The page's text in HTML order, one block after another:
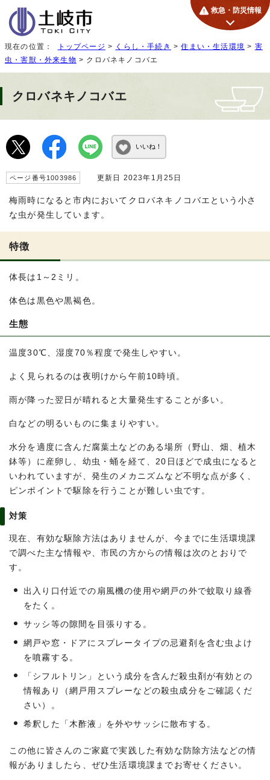
救急・防災情報
現在の位置： トップページ > くらし・手続き >住まい・生活環境 > 害
虫・害獣・外来生物 > クロバネキノコバエ
クロバネキノコバエ
いいね！
ページ番号1003986 更新日 2023年1月25日
梅雨時になると市内においてクロバネキノコバエという小さ
な虫が発生しています。
特徴
体長は1～2ミリ。
体色は黒色や黒褐色。
生態
温度30℃、湿度70％程度で発生しやすい。
よく見られるのは夜明けから午前10時頃。
雨が降った翌日が晴れると大量発生することが多い。
白などの明るいものに集まりやすい。
水分を適度に含んだ腐葉土などのある場所（野山、畑、植木
鉢等）に産卵し、幼虫・蛹を経て、20日ほどで成虫になると
いわれていますが、発生のメカニズムなど不明な点が多く、
ピンポイントで駆除を行うことが難しい虫です。
対策
現在、有効な駆除方法はありませんが、今までに生活環境課
で調べた主な情報や、市民の方からの情報は次のとおりで
す。
出入り口付近での扇風機の使用や網戸の外で蚊取り線香
をたく。
サッシ等の隙間を目張りする。
網戸や窓・ドアにスプレータイプの忌避剤を含む虫よけ
を噴霧する。
「シフルトリン」という成分を含んだ殺虫剤が有効との
情報あり（網戸用スプレーなどの殺虫成分をご確認くだ
さい）。
希釈した「木酢液」を外やサッシに散布する。
この他に皆さんのご家庭で実践した有効な防除方法などの情
報がありましたら、ぜひ生活環境課までお寄せください。